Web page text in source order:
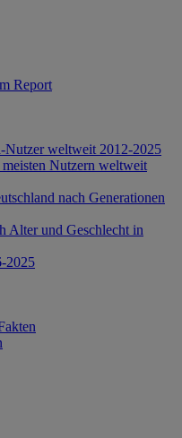
Report
Nutzer weltweit 2012-2025
Nutzern weltweit
nach Generationen
Alter und Geschlecht in
2025